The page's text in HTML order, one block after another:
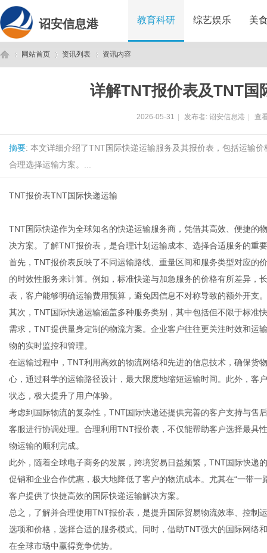
诏安信息港 教育科研 综艺娱乐 美
网站首页 资讯列表 资讯内容
详解TNT报价表及TNT国
2026-05-31 发布者: 诏安信息港 查
摘要: 本文详细介绍了TNT国际快递运输服务及其报价表，包括运输
合理选择运输方案。...
TNT报价表TNT国际快递运输
TNT国际快递作为全球知名的快递运输服务商，凭借其高效、便捷的
决方案。了解TNT报价表，是合理计划运输成本、选择合适服务的重
首先，TNT报价表反映了不同运输路线、重量区间和服务类型对应的
的时效性服务来计算。例如，标准快递与加急服务的价格有所差异，
表，客户能够明确运输费用预算，避免因信息不对称导致的额外开支。
其次，TNT国际快递运输涵盖多种服务类别，其中包括但不限于标准
需求，TNT提供量身定制的物流方案。企业客户往往更关注时效和运
物的实时监控和管理。
在运输过程中，TNT利用高效的物流网络和先进的信息技术，确保货
心，通过科学的运输路径设计，最大限度地缩短运输时间。此外，客
状态，极大提升了用户体验。
考虑到国际物流的复杂性，TNT国际快递还提供完善的客户支持与售
客服进行协调处理。合理利用TNT报价表，不仅能帮助客户选择最具
物运输的顺利完成。
此外，随着全球电子商务的发展，跨境贸易日益频繁，TNT国际快递
促销和企业合作优惠，极大地降低了客户的物流成本。尤其在“一带
客户提供了快捷高效的国际快递运输解决方案。
总之，了解并合理使用TNT报价表，是提升国际贸易物流效率、控制
选项和价格，选择合适的服务模式。同时，借助TNT强大的国际网络
在全球市场中赢得竞争优势。